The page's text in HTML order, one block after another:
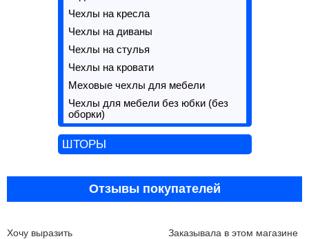
Чехлы на кресла
Чехлы на диваны
Чехлы на стулья
Чехлы на кровати
Меховые чехлы для мебели
Чехлы для мебели без юбки (без
оборки)
ШТОРЫ
Отзывы покупателей
Хочу выразить
Заказывала в этом магазине